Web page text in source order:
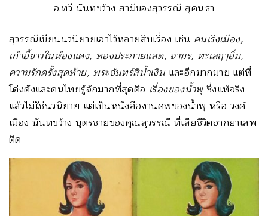
อ.ทวี นันทขว้าง สามีของสุวรรณี สุคนธา
สุวรรณีเขียนนวนิยายเอาไว้หลายสิบเรื่อง เช่น คนเริงเมือง,
เก้าอี้ขาวในห้องแดง, ทองประกายแสด, จามร, ทะเลฤๅอิ่ม,
ความรักครั้งสุดท้าย, พระจันทร์สีน้ำเงิน และอีกมากมาย แต่ที่
โด่งดังและคนไทยรู้จักมากที่สุดคือ เรื่องของน้ำพุซึ่งแท้จริง
แล้วไม่ใช่นวนิยาย แต่เป็นหนังสืองานศพของน้ำพุ หรือ วงศ์
เมือง นันทขว้าง บุตรชายของคุณสุวรรณี ที่เสียชีวิตจากยาเสพ
ติด